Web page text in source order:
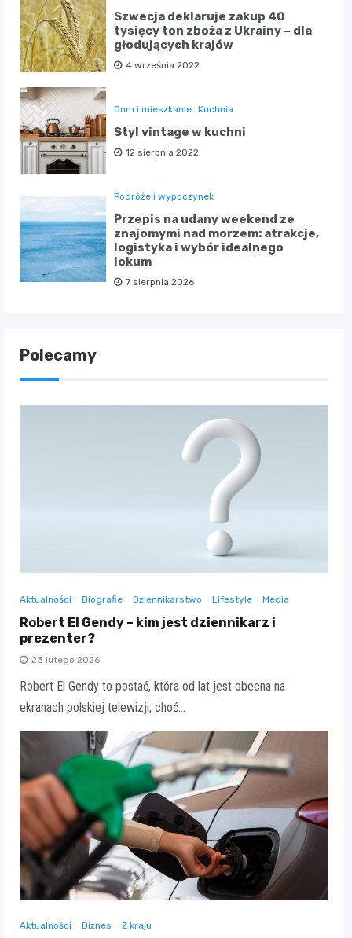
Szwecja deklaruje zakup 40
tysięcy ton zboża z Ukrainy – dla
głodujących krajów
4 września 2022
Dom i mieszkanie Kuchnia
Styl vintage w kuchni
12 sierpnia 2022
Podróże i wypoczynek
Przepis na udany weekend ze
znajomymi nad morzem: atrakcje,
logistyka i wybór idealnego
lokum
7 sierpnia 2026
Polecamy
Aktualności Biografie Dziennikarstwo Lifestyle Media
Robert El Gendy – kim jest dziennikarz i
prezenter?
23 lutego 2026
Robert El Gendy to postać, która od lat jest obecna na
ekranach polskiej telewizji, choć…
Aktualności Biznes Z kraju